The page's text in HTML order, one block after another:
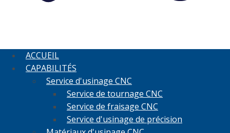
ACCUEIL
CAPABILITÉS
Service d'usinage CNC
Service de tournage CNC
Service de fraisage CNC
Service d'usinage de précision